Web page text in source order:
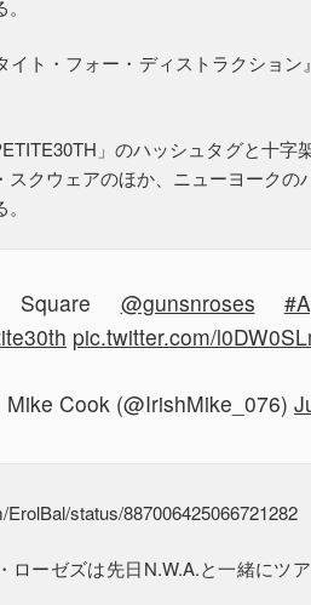
イト・フォー・ディストラクショ
」のハッシュタグと十字
スクウェアのほか、ニューヨーク
Square @gunsnroses
pic.twitter.com/
Cook (@IrishMike_076)
ErolBal/status/887006425066721282
ローゼズは先日N.W.A.と一緒にツ